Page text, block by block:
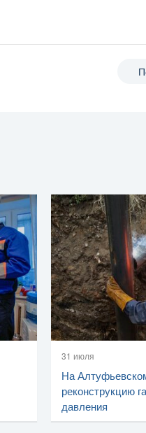
31 июля
На
реконструкцию
давления